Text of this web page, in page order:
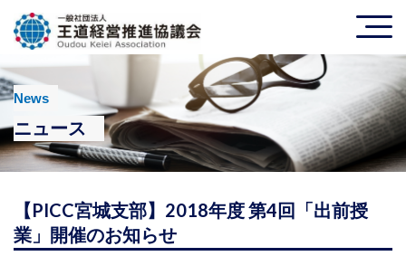
News
ニュース
【PICC宮城支部】2018年度 第4回「出前授
業」開催のお知らせ